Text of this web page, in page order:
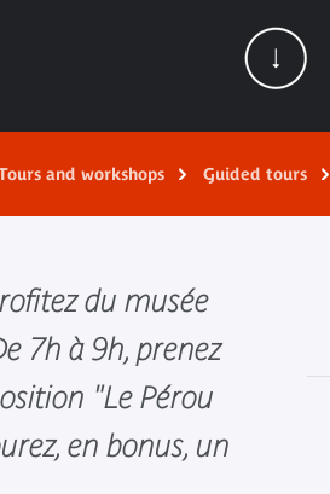
and workshops Guided tours
du musée
7h à 9h, prenez
"Le Pérou
en bonus, un